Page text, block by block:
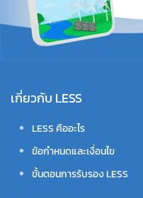
เกี่ยวกับ LESS
LESS คืออะไร
ข้อกำหนดและเงื่อนไข
ขั้นตอนการรับรอง LESS